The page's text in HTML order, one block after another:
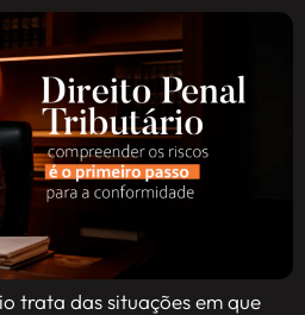
trata das situações em que